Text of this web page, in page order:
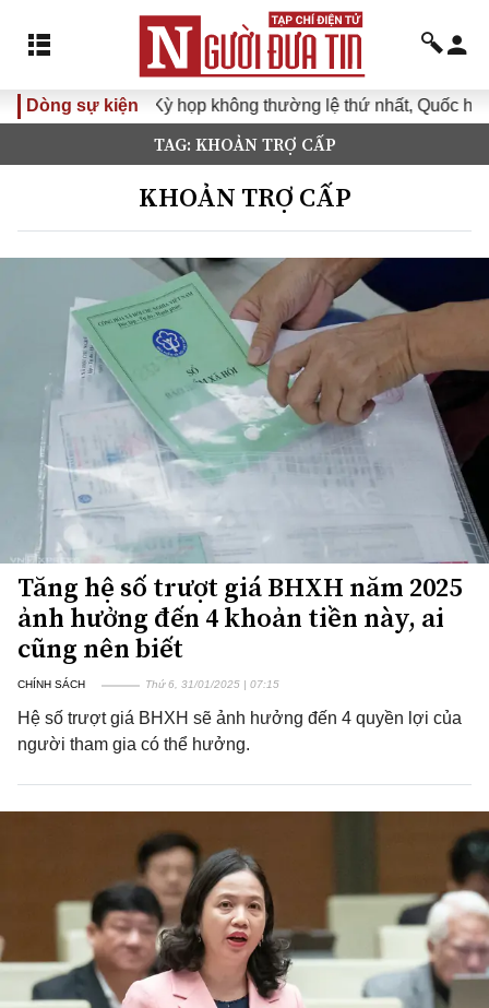
Dòng sự kiện
Kỳ họp không thường lệ thứ nhất, Quốc hội khóa XVI
TAG: KHOẢN TRỢ CẤP
KHOẢN TRỢ CẤP
Tăng hệ số trượt giá BHXH năm 2025
ảnh hưởng đến 4 khoản tiền này, ai
cũng nên biết
CHÍNH SÁCH Thứ 6, 31/01/2025 | 07:15
Hệ số trượt giá BHXH sẽ ảnh hưởng đến 4 quyền lợi của
người tham gia có thể hưởng.